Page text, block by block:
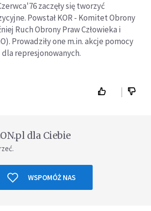
zaczęły się tworzyć
Powstał KOR - Komitet Obrony
Ruch Obrony Praw Człowieka i
Prowadziły one m.in. akcje pomocy
represjonowanych.
dla Ciebie
WSPOMÓŻ NAS